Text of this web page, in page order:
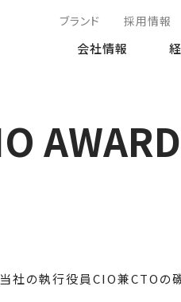
ブランド 採用情報
会社情報
の執行役員CIO兼CTOの